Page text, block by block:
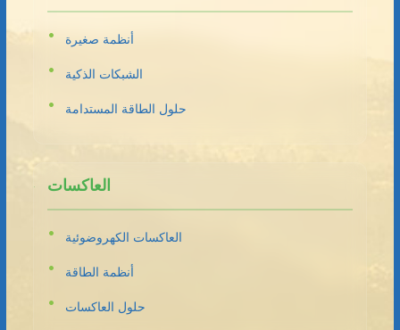
أنظمة صغيرة
الشبكات الذكية
حلول الطاقة المستدامة
العاكسات
العاكسات الكهروضوئية
أنظمة الطاقة
حلول العاكسات